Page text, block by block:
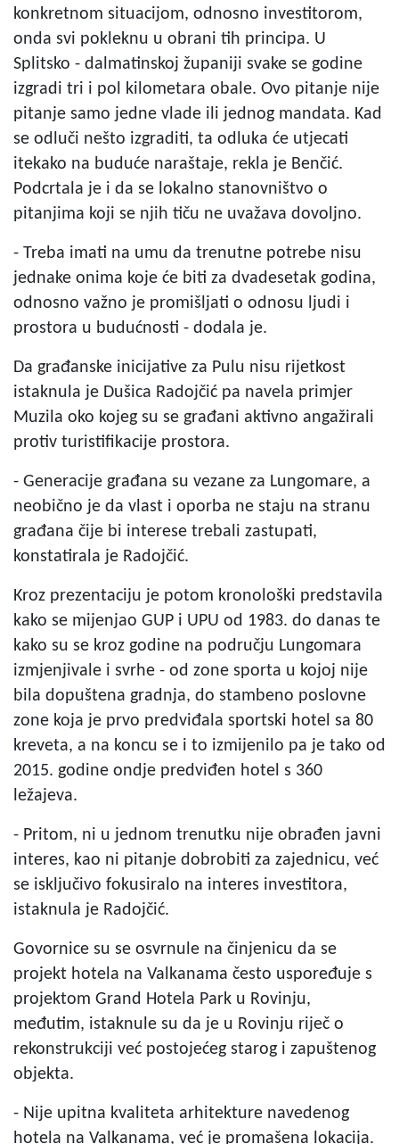
konkretnom situacijom, odnosno investitorom,
onda svi pokleknu u obrani tih principa. U
Splitsko - dalmatinskoj županiji svake se godine
izgradi tri i pol kilometara obale. Ovo pitanje nije
pitanje samo jedne vlade ili jednog mandata. Kad
se odluči nešto izgraditi, ta odluka će utjecati
itekako na buduće naraštaje, rekla je Benčić.
Podcrtala je i da se lokalno stanovništvo o
pitanjima koji se njih tiču ne uvažava dovoljno.
- Treba imati na umu da trenutne potrebe nisu
jednake onima koje će biti za dvadesetak godina,
odnosno važno je promišljati o odnosu ljudi i
prostora u budućnosti - dodala je.
Da građanske inicijative za Pulu nisu rijetkost
istaknula je Dušica Radojčić pa navela primjer
Muzila oko kojeg su se građani aktivno angažirali
protiv turistifikacije prostora.
- Generacije građana su vezane za Lungomare, a
neobično je da vlast i oporba ne staju na stranu
građana čije bi interese trebali zastupati,
konstatirala je Radojčić.
Kroz prezentaciju je potom kronološki predstavila
kako se mijenjao GUP i UPU od 1983. do danas te
kako su se kroz godine na području Lungomara
izmjenjivale i svrhe - od zone sporta u kojoj nije
bila dopuštena gradnja, do stambeno poslovne
zone koja je prvo predviđala sportski hotel sa 80
kreveta, a na koncu se i to izmijenilo pa je tako od
2015. godine ondje predviđen hotel s 360
ležajeva.
- Pritom, ni u jednom trenutku nije obrađen javni
interes, kao ni pitanje dobrobiti za zajednicu, već
se isključivo fokusiralo na interes investitora,
istaknula je Radojčić.
Govornice su se osvrnule na činjenicu da se
projekt hotela na Valkanama često uspoređuje s
projektom Grand Hotela Park u Rovinju,
međutim, istaknule su da je u Rovinju riječ o
rekonstrukciji već postojećeg starog i zapuštenog
objekta.
- Nije upitna kvaliteta arhitekture navedenog
hotela na Valkanama, već je promašena lokacija.